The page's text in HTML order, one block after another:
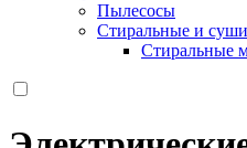
Пылесосы
Стиральные и
Стиральные